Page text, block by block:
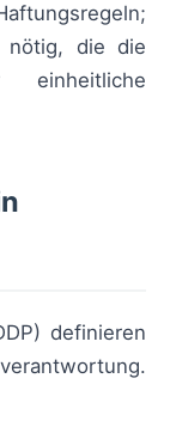
nötig, die die
einheitliche
definieren